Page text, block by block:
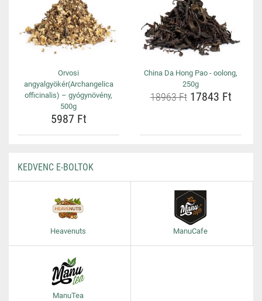
Orvosi
angyalgyökér(Archangelica
officinalis) – gyógynövény,
500g
5987 Ft
China Da Hong Pao - oolong,
250g
18963 Ft17843 Ft
KEDVENC E-BOLTOK
Heavenuts ManuCafe
ManuTea